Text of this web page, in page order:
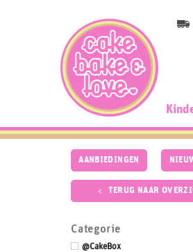
AANBIEDINGEN
TERUG NAAR
Categorie
@CakeBox